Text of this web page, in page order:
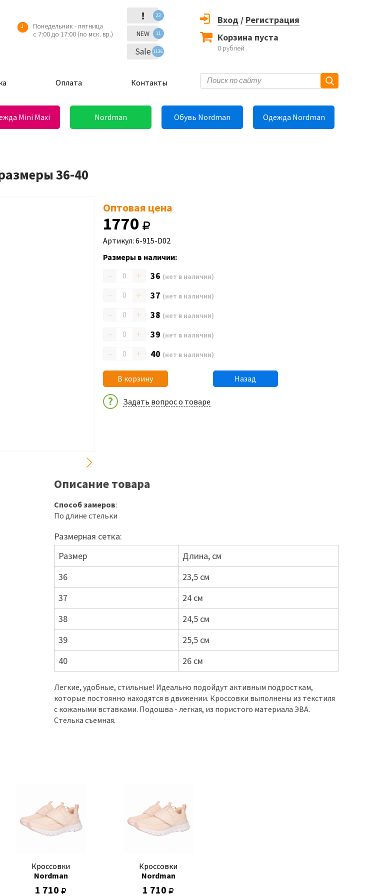
Понедельник - пятница
с 7:00 до 17:00 (по мск. вр.)
! 23
NEW 11
Sale 1136
Вход / Регистрация
Корзина пуста
0 рублей
Оплата Контакты
Mini Maxi Nordman Обувь Nordman Одежда Nordman
36-40
Оптовая цена
1770
Артикул: 6-915-D02
Размеры в наличии:
– + 36 (нет в наличии)
– + 37 (нет в наличии)
– + 38 (нет в наличии)
– + 39 (нет в наличии)
– + 40 (нет в наличии)
В корзину Назад
Задать вопрос о товаре
Описание товара
Способ замеров:
По длине стельки
Размерная сетка:
Размер
Длина, см
36
23,5 см
37
24 см
38
24,5 см
39
25,5 см
40
26 см
Легкие, удобные, стильные! Идеально подойдут активным подросткам,
которые постоянно находятся в движении. Кроссовки выполнены из текстиля
с кожаными вставками. Подошва - легкая, из пористого материала ЭВА.
Стелька съемная.
Кроссовки
Nordman
1 710
Кроссовки
Nordman
1 710